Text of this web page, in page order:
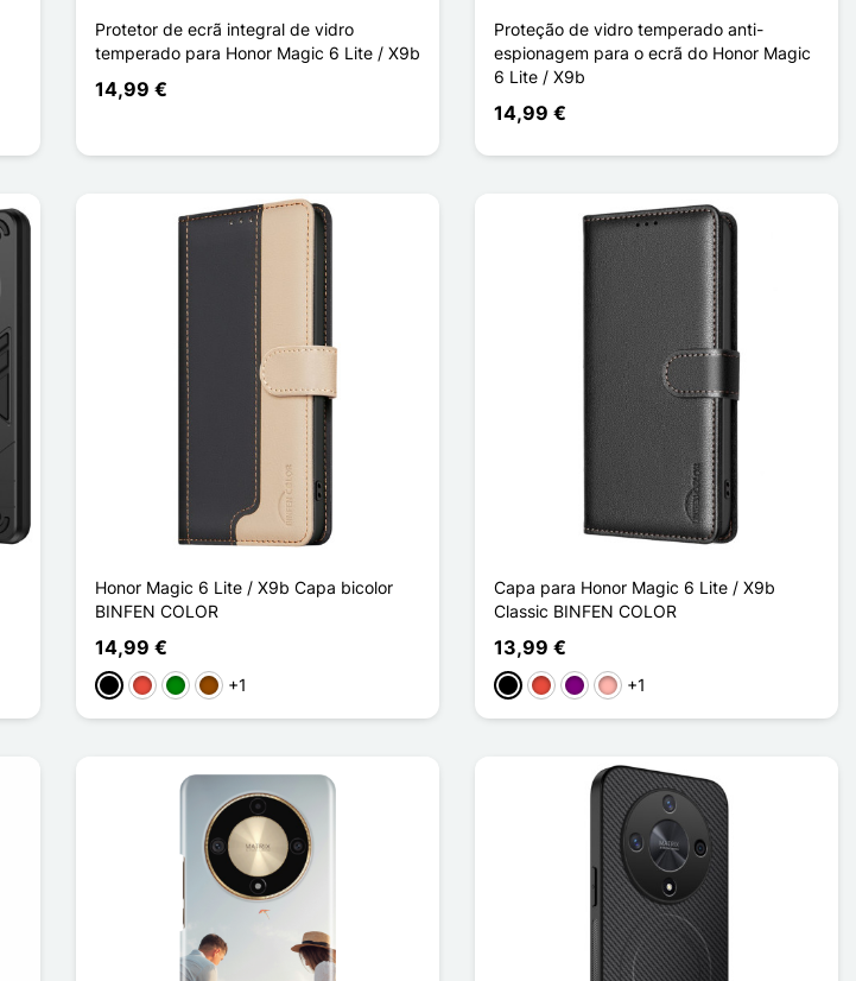
Protetor de ecrã integral de vidro
temperado para Honor Magic 6 Lite / X9b
14,99 €
Proteção de vidro temperado anti-
espionagem para o ecrã do Honor Magic
6 Lite / X9b
14,99 €
Honor Magic 6 Lite / X9b Capa bicolor
BINFEN COLOR
14,99 €
PretoVermelho
VerdeCastanho
+1
Capa para Honor Magic 6 Lite / X9b
Classic BINFEN COLOR
13,99 €
PretoVermelho
PúrpuraOuro rosa
+1